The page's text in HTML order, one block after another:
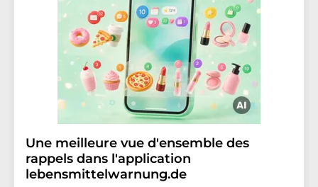
Une meilleure vue d'ensemble des
rappels dans l'application
lebensmittelwarnung.de